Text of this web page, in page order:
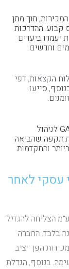
תוך מתן
קבוע. ההדרכות
יעמדו ביעדים
וחדשים.
הקצאות, דפי
סייעו
יושמו שיטות עבודה מתקדמות כמו GANT לניהול
תקפה שהביאה
והתקדמות
עסקי לאחר
הצליחה להגדיל
שלה ביותר מ-60% תוך שנה בלבד. החברה
הפך יציב
בנוסף, הגדלת